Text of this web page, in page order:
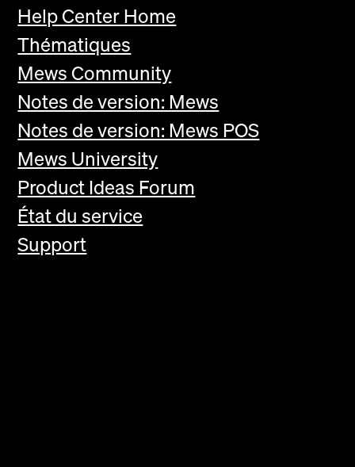
Help Center Home
Thématiques
Mews Community
Notes de version: Mews
Notes de version: Mews POS
Mews University
Product Ideas Forum
État du service
Support